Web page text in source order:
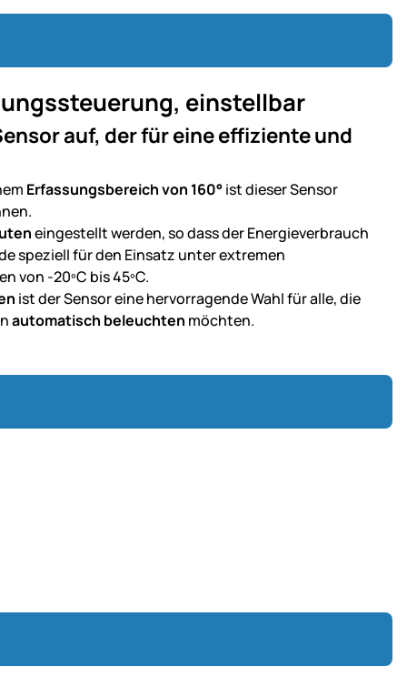
einstellbar
auf, der für eine effiziente und
Erfassungsbereich von 160°ist dieser Sensor
eingestellt werden, so dass der Energieverbrauch
speziell für den Einsatz unter extremen
von -20ºC bis 45ºC.
ist der Sensor eine hervorragende Wahl für alle, die
automatisch beleuchten möchten.